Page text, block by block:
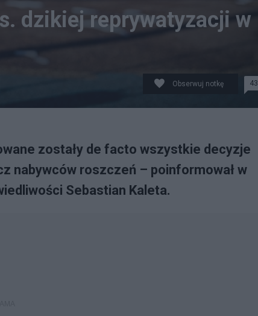
dzikiej reprywatyzacji w
Obserwuj notkę 43
zostały de facto wszystkie decyzje
nabywców roszczeń – poinformował w
Sebastian Kaleta.